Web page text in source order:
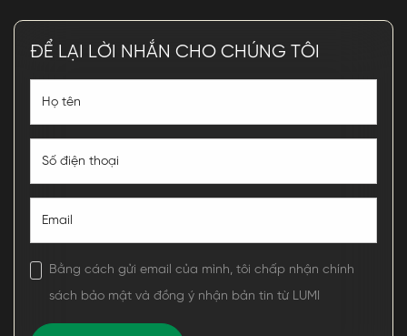
ĐỂ LẠI LỜI NHẮN CHO CHÚNG TÔI
Bằng cách gửi email của mình, tôi chấp nhận chính
sách bảo mật và đồng ý nhận bản tin từ LUMI